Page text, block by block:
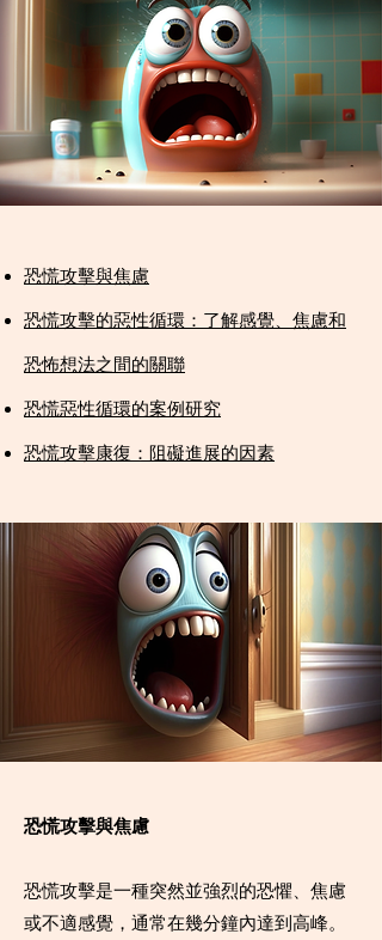
恐慌攻擊與焦慮
恐慌攻擊的惡性循環：了解感覺、焦慮和
恐怖想法之間的關聯
恐慌惡性循環的案例研究
恐慌攻擊康復：阻礙進展的因素
恐慌攻擊與焦慮
恐慌攻擊是一種突然並強烈的恐懼、焦慮
或不適感覺，通常在幾分鐘內達到高峰。